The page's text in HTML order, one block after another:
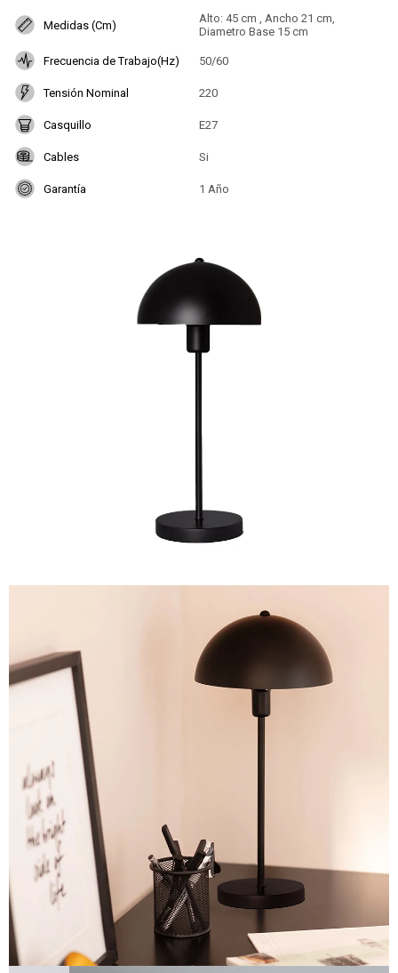
Medidas (Cm)
Alto: 45 cm , Ancho 21 cm,
Diametro Base 15 cm
Frecuencia de Trabajo(Hz) 50/60
Tensión Nominal 220
Casquillo E27
Cables Si
Garantía 1 Año